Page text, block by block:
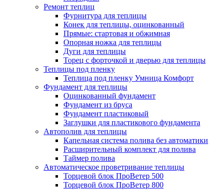
Ремонт теплиц
Фурнитура для теплицы
Конек для теплицы, оцинкованный
Прямые: стартовая и обжимная
Опорная ножка для теплицы
Дуги для теплицы
Торец с форточкой и дверью для теплицы
Теплицы под пленку
Теплица под пленку Умница Комфорт
Фундамент для теплицы
Оцинкованный фундамент
Фундамент из бруса
Фундамент пластиковый
Заглушки для пластикового фундамента
Автополив для теплицы
Капельная система полива без автоматики
Расширительный комплект для полива
Таймер полива
Автоматическое проветривание теплицы
Торцевой блок ПроВетер 500
Торцевой блок ПроВетер 800